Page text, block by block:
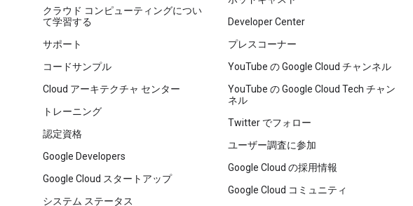
クラウド コンピューティングについ
て学習する
サポート
コードサンプル
Cloud アーキテクチャ センター
トレーニング
認定資格
Google Developers
Google Cloud スタートアップ
システム ステータス
Developer Center
プレスコーナー
YouTube の Google Cloud チャンネル
YouTube の Google Cloud Tech チャン
ネル
Twitter でフォロー
ユーザー調査に参加
Google Cloud の採用情報
Google Cloud コミュニティ